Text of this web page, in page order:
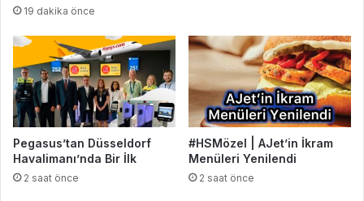
19 dakika önce
Pegasus’tan Düsseldorf
Havalimanı’nda Bir İlk
2 saat önce
#HSMözel | AJet’in İkram
Menüleri Yenilendi
2 saat önce